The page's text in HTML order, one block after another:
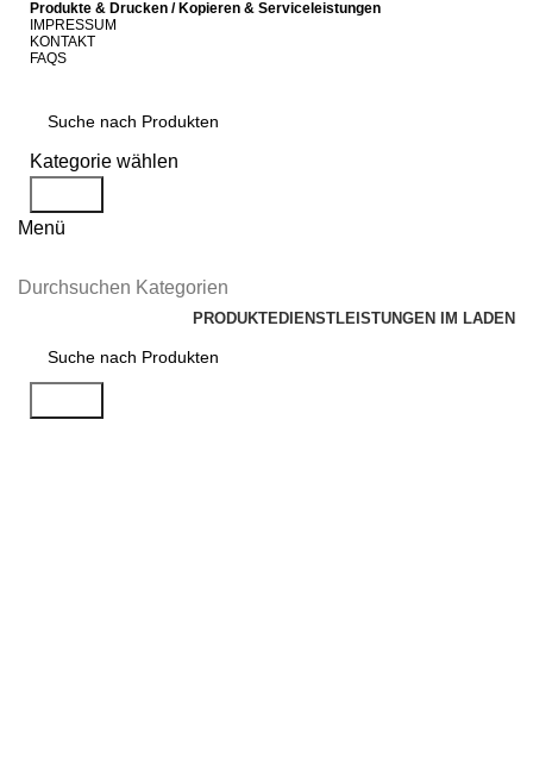
Produkte & Drucken / Kopieren & Serviceleistungen
IMPRESSUM
KONTAKT
FAQS
Kategorie wählen
Menü
Durchsuchen Kategorien
PRODUKTEDIENSTLEISTUNGEN IM LADEN